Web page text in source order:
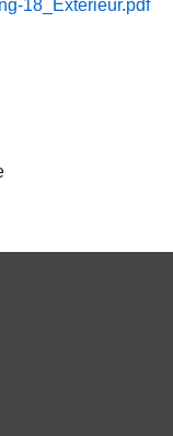
18_Exterieur.pdf